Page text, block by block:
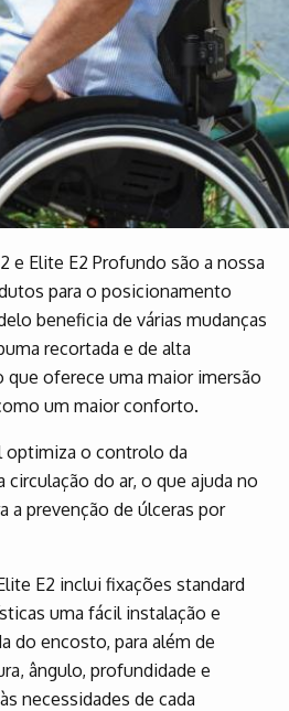
e Elite E2 Profundo são a nossa
para o posicionamento
beneficia de várias mudanças
recortada e de alta
oferece uma maior imersão
um maior conforto.
optimiza o controlo da
do ar, o que ajuda no
a prevenção de úlceras por
E2 inclui fixações standard
uma fácil instalação e
do encosto, para além de
ângulo, profundidade e
necessidades de cada